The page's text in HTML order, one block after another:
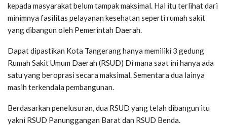
kepada masyarakat belum tampak maksimal. Hal itu terlihat dari
minimnya fasilitas pelayanan kesehatan seperti rumah sakit
yang dibangun oleh Pemerintah Daerah.
Dapat dipastikan Kota Tangerang hanya memiliki 3 gedung
Rumah Sakit Umum Daerah (RSUD) Di mana saat ini hanya ada
satu yang beroprasi secara maksimal. Sementara dua lainya
masih terkendala pembangunan.
Berdasarkan penelusuran, dua RSUD yang telah dibangun itu
yakni RSUD Panunggangan Barat dan RSUD Benda.